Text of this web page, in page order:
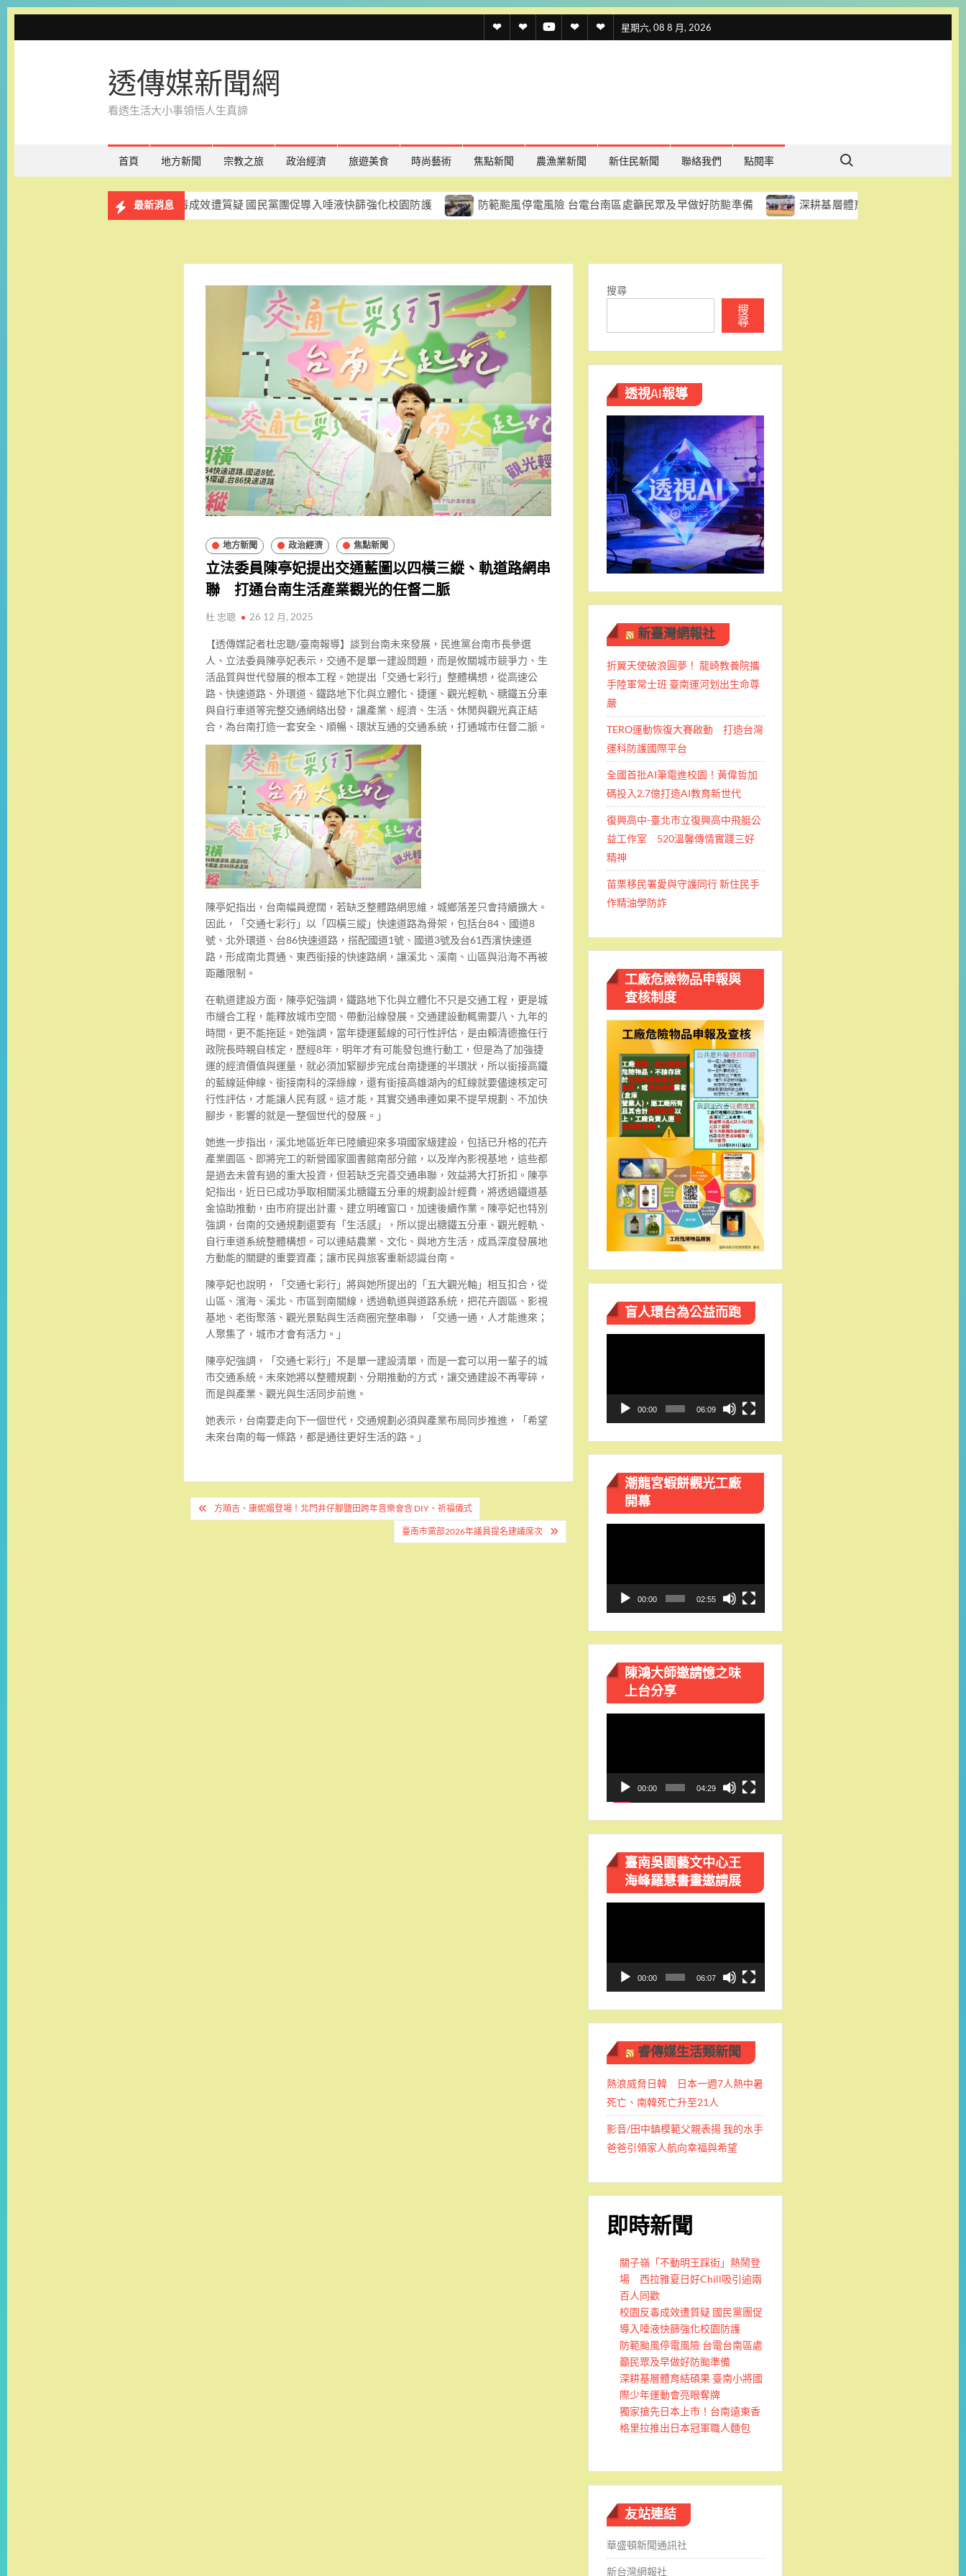
to
星期六, 08 8 月, 2026
透 透
名
透 聯 官
透傳媒新聞網
看透生活大小事領悟人生真諦
首頁 地方新聞 宗教之旅 政治經濟 旅遊美食 時尚藝術 焦點新聞 農漁業新聞 新住民新聞 聯絡我們 點閱率
Search for:
最新消息
校園反毒成效遭質疑 國民黨團促導入唾液快篩強化校園防護 防範颱風停電風險 台電台南區處籲民眾及早做好防颱準備 深耕基層體育結碩果 臺南小將國際少年運動會
地方新聞 政治經濟 焦點新聞
立法委員陳亭妃提出交通藍圖以四橫三縱、軌道路網串
聯 打通台南生活產業觀光的任督二脈
杜 忠聰 26 12 月, 2025
【透傳媒記者杜忠聰/臺南報導】談到台南未來發展，民進黨台南市長參選
人、立法委員陳亭妃表示，交通不是單一建設問題，而是攸關城市競爭力、生
活品質與世代發展的根本工程。她提出「交通七彩行」整體構想，從高速公
路、快速道路、外環道、鐵路地下化與立體化、捷運、觀光輕軌、糖鐵五分車
與自行車道等完整交通網絡出發，讓產業、經濟、生活、休閒與觀光真正結
合，為台南打造一套安全、順暢、環狀互通的交通系統，打通城市任督二脈。
陳亭妃指出，台南幅員遼闊，若缺乏整體路網思維，城鄉落差只會持續擴大。
因此，「交通七彩行」以「四橫三縱」快速道路為骨架，包括台84、國道8
號、北外環道、台86快速道路，搭配國道1號、國道3號及台61西濱快速道
路，形成南北貫通、東西銜接的快速路網，讓溪北、溪南、山區與沿海不再被
距離限制。
在軌道建設方面，陳亭妃強調，鐵路地下化與立體化不只是交通工程，更是城
市縫合工程，能釋放城市空間、帶動沿線發展。交通建設動輒需要八、九年的
時間，更不能拖延。她強調，當年捷運藍線的可行性評估，是由賴清德擔任行
政院長時親自核定，歷經8年，明年才有可能發包進行動工，但是為了加強捷
運的經濟價值與運量，就必須加緊腳步完成台南捷運的半環狀，所以銜接高鐵
的藍線延伸線、銜接南科的深綠線，還有銜接高雄湖內的紅線就要儘速核定可
行性評估，才能讓人民有感。這才能，其實交通串連如果不提早規劃、不加快
腳步，影響的就是一整個世代的發展。」
她進一步指出，溪北地區近年已陸續迎來多項國家級建設，包括已升格的花卉
產業園區、即將完工的新營國家圖書館南部分館，以及岸內影視基地，這些都
是過去未曾有過的重大投資，但若缺乏完善交通串聯，效益將大打折扣。陳亭
妃指出，近日已成功爭取相關溪北糖鐵五分車的規劃設計經費，將透過鐵道基
金協助推動，由市府提出計畫、建立明確窗口，加速後續作業。陳亭妃也特別
強調，台南的交通規劃還要有「生活感」，所以提出糖鐵五分車、觀光輕軌、
自行車道系統整體構想。可以連結農業、文化、與地方生活，成爲深度發展地
方動能的關鍵的重要資產；讓市民與旅客重新認識台南。
陳亭妃也說明，「交通七彩行」將與她所提出的「五大觀光軸」相互扣合，從
山區、濱海、溪北、市區到南關線，透過軌道與道路系統，把花卉園區、影視
基地、老街聚落、觀光景點與生活商圈完整串聯，「交通一通，人才能進來；
人聚集了，城市才會有活力。」
陳亭妃強調，「交通七彩行」不是單一建設清單，而是一套可以用一輩子的城
市交通系統。未來她將以整體規劃、分期推動的方式，讓交通建設不再零碎，
而是與產業、觀光與生活同步前進。
她表示，台南要走向下一個世代，交通規劃必須與產業布局同步推進，「希望
未來台南的每一條路，都是通往更好生活的路。」
文
章
方順吉、康妮媚登場！北門井仔腳鹽田跨年音樂會含 DIY、祈福儀式
臺南市黨部2026年議員提名建議席次
搜尋
搜
尋
透視AI報導
新臺灣網報社
折翼天使破浪圓夢！ 龍崎教養院攜
手陸軍常士班 ​臺南運河划出生命尊
嚴
TERO運動恢復大賽啟動 打造台灣
運科防護國際平台
全國首批AI筆電進校園！黃偉哲加
碼投入2.7億打造AI教育新世代
復興高中-臺北市立復興高中飛艇公
益工作室 520溫馨傳情實踐三好
精神
苗栗移民署愛與守護同行 新住民手
作精油學防詐
工廠危險物品申報與
查核制度
盲人環台​為公益而跑
放
00:00 06:09
潮龍宮蝦餅觀光工廠
開幕
00:00 02:55
陳鴻大師邀請憶之味
上台分享
放
00:00 04:29
臺南吳園藝文中心王
海峰羅慧書畫邀請展
00:00 06:07
睿傳媒生活類新聞
熱浪威脅日韓 日本一週7人熱中暑
死亡、南韓死亡升至21人
影音/田中鎮模範父親表揚 我的水手
爸爸引領家人航向幸福與希望
即時新聞
關子嶺「不動明王踩街」熱鬧登
場 西拉雅夏日好Chill吸引逾兩
百人同歡
校園反毒成效遭質疑 國民黨團促
導入唾液快篩強化校園防護
防範颱風停電風險 台電台南區處
籲民眾及早做好防颱準備
深耕基層體育結碩果 臺南小將國
際少年運動會亮眼奪牌
獨家搶先日本上市！台南遠東香
格里拉推出日本冠軍職人麵包
友站連結
華盛頓新聞通訊社
新台灣網報社